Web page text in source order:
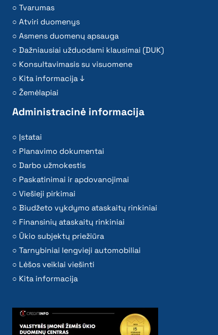
Tvarumas
Atviri duomenys
Asmens duomenų apsauga
Dažniausiai užduodami klausimai (DUK)
Konsultavimasis su visuomene
Kita informacija ↓
Žemėlapiai
Administracinė informacija
Įstatai
Planavimo dokumentai
Darbo užmokestis
Paskatinimai ir apdovanojimai
Viešieji pirkimai
Biudžeto vykdymo ataskaitų rinkiniai
Finansinių ataskaitų rinkiniai
Ūkio subjektų priežiūra
Tarnybiniai lengvieji automobiliai
Lėšos veiklai viešinti
Kita informacija